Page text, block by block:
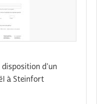
d’un
à Steinfort